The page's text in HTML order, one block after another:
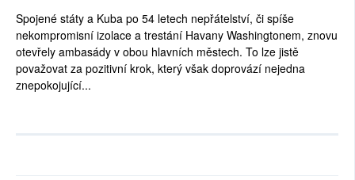
Spojené státy a Kuba po 54 letech nepřátelství, či spíše
nekompromisní izolace a trestání Havany Washingtonem, znovu
otevřely ambasády v obou hlavních městech. To lze jistě
považovat za pozitivní krok, který však doprovází nejedna
znepokojující...